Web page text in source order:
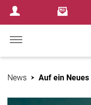
Login Menu
News Auf ein Neues